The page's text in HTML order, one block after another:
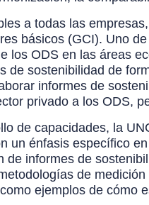
a todas las
básicos (GCI). Uno
los ODS en las áreas
de sostenibilidad de
informes de
privado a los ODS,
de capacidades, la
un énfasis específico
de informes de
de
ejemplos de